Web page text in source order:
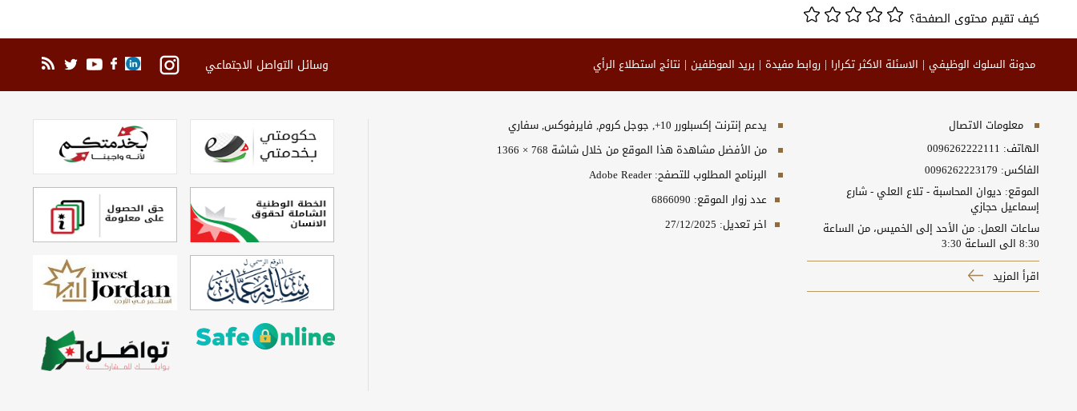
كيف تقيم محتوى الصفحة؟
مدونة السلوك الوظيفي الاسئلة الاكثر تكرارا روابط مفيدة بريد الموظفين نتائج استطلاع الرأي وسائل التواصل الاجتماعي
معلومات الاتصال
الهاتف: 0096262222111
الفاكس: 0096262223179
الموقع: ديوان المحاسبة - تلاع العلي - شارع
إسماعيل حجازي
ساعات العمل: من الأحد إلى الخميس، من الساعة
8:30 الى الساعة 3:30
اقرأ المزيد
يدعم إنترنت إكسبلورر 10+, جوجل كروم, فايرفوكس, سفاري
من الأفضل مشاهدة هذا الموقع من خلال شاشة 768 × 1366
البرنامج المطلوب للتصفح: Adobe Reader
عدد زوار الموقع: 6866090
اخر تعديل: 27/12/2025